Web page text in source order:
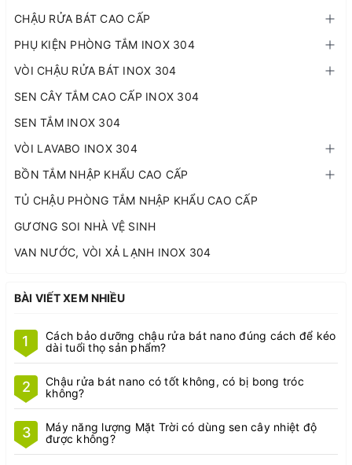
CHẬU RỬA BÁT CAO CẤP
PHỤ KIỆN PHÒNG TẮM INOX 304
VÒI CHẬU RỬA BÁT INOX 304
SEN CÂY TẮM CAO CẤP INOX 304
SEN TẮM INOX 304
VÒI LAVABO INOX 304
BỒN TẮM NHẬP KHẨU CAO CẤP
TỦ CHẬU PHÒNG TẮM NHẬP KHẨU CAO CẤP
GƯƠNG SOI NHÀ VỆ SINH
VAN NƯỚC, VÒI XẢ LẠNH INOX 304
BÀI VIẾT XEM NHIỀU
1
Cách bảo dưỡng chậu rửa bát nano đúng cách để kéo
dài tuổi thọ sản phẩm?
2
Chậu rửa bát nano có tốt không, có bị bong tróc
không?
3
Máy năng lượng Mặt Trời có dùng sen cây nhiệt độ
được không?